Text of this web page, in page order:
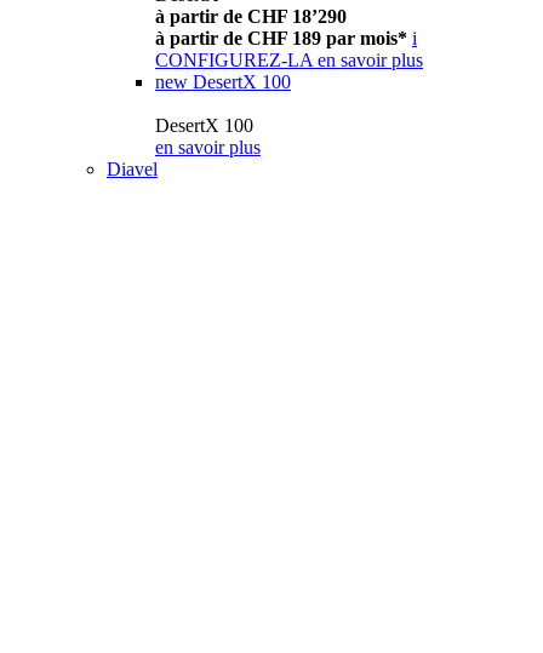
à partir de CHF 18’290
à partir de CHF 189 par mois* i
CONFIGUREZ-LA en savoir plus
new DesertX 100
DesertX 100
en savoir plus
Diavel